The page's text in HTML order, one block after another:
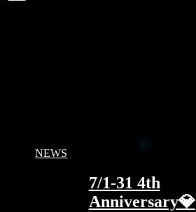
NEWS
7/1-31 4th
Anniversary💎